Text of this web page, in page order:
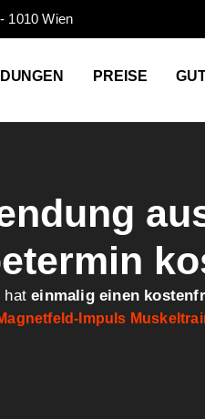
1010 Wien
PREISE
hateinmalig einen
Impuls